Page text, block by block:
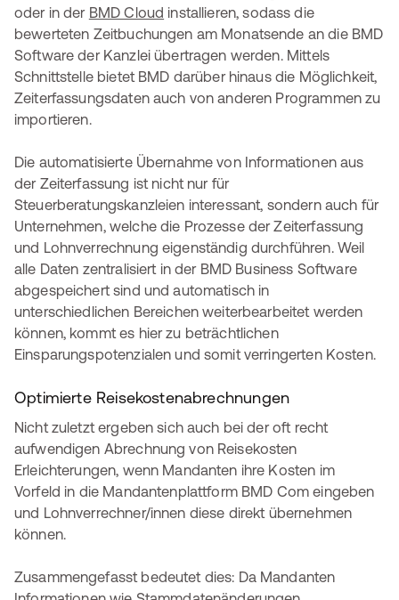
oder in der BMD Cloud installieren, sodass die
bewerteten Zeitbuchungen am Monatsende an die BMD
Software der Kanzlei übertragen werden. Mittels
Schnittstelle bietet BMD darüber hinaus die Möglichkeit,
Zeiterfassungsdaten auch von anderen Programmen zu
importieren.
Die automatisierte Übernahme von Informationen aus
der Zeiterfassung ist nicht nur für
Steuerberatungskanzleien interessant, sondern auch für
Unternehmen, welche die Prozesse der Zeiterfassung
und Lohnverrechnung eigenständig durchführen. Weil
alle Daten zentralisiert in der BMD Business Software
abgespeichert sind und automatisch in
unterschiedlichen Bereichen weiterbearbeitet werden
können, kommt es hier zu beträchtlichen
Einsparungspotenzialen und somit verringerten Kosten.
Optimierte Reisekostenabrechnungen
Nicht zuletzt ergeben sich auch bei der oft recht
aufwendigen Abrechnung von Reisekosten
Erleichterungen, wenn Mandanten ihre Kosten im
Vorfeld in die Mandantenplattform BMD Com eingeben
und Lohnverrechner/innen diese direkt übernehmen
können.
Zusammengefasst bedeutet dies: Da Mandanten